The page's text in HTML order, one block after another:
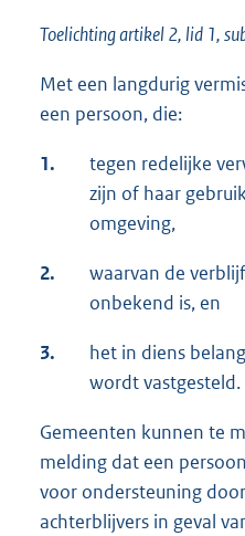
Toelichting artikel 2, lid 1,
Met een langdurig
een persoon, die:
1.
tegen redelijke
zijn of haar
omgeving,
2.
waarvan de
onbekend is, en
3.
het in diens
wordt vastgesteld.
Gemeenten kunnen te
melding dat een
voor ondersteuning
achterblijvers in geval